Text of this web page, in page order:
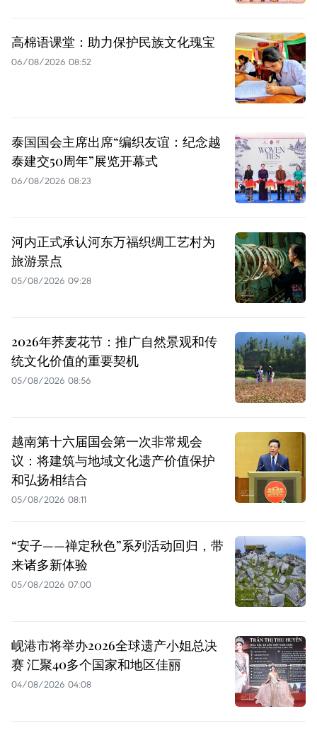
高棉语课堂：助力保护民族文化瑰宝
06/08/2026 08:52
泰国国会主席出席“编织友谊：纪念越
泰建交50周年”展览开幕式
06/08/2026 08:23
河内正式承认河东万福织绸工艺村为
旅游景点
05/08/2026 09:28
2026年荞麦花节：推广自然景观和传
统文化价值的重要契机
05/08/2026 08:56
越南第十六届国会第一次非常规会
议：将建筑与地域文化遗产价值保护
和弘扬相结合
05/08/2026 08:11
“安子——禅定秋色”系列活动回归，带
来诸多新体验
05/08/2026 07:00
岘港市将举办2026全球遗产小姐总决
赛 汇聚40多个国家和地区佳丽
04/08/2026 04:08